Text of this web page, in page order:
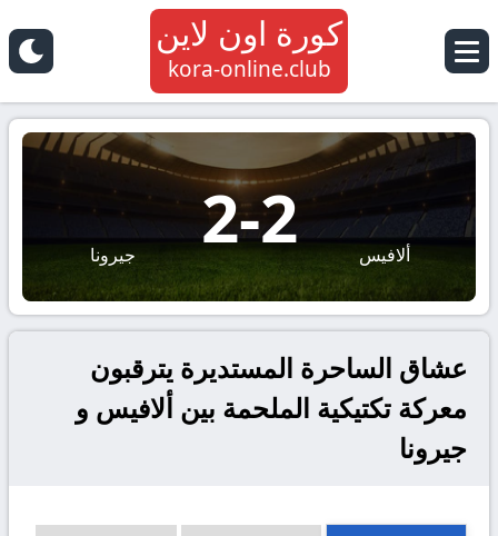
كورة اون لاين
kora-online.club
ألافيس 2
-
2 جيرونا
عشاق الساحرة المستديرة يترقبون
معركة تكتيكية الملحمة بين ألافيس و
جيرونا